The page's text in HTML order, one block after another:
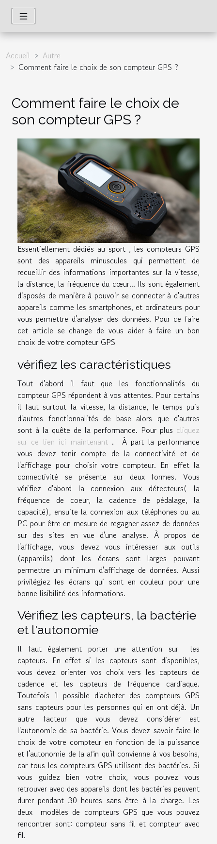
Accueil
Autre
Comment faire le choix de son compteur GPS ?
Comment faire le choix de
son compteur GPS ?
Essentiellement dédiés au sport , les compteurs GPS
sont des appareils minuscules qui permettent de
recueillir des informations importantes sur la vitesse,
la distance, la fréquence du cœur... Ils sont également
disposés de manière à pouvoir se connecter à d'autres
appareils comme les smartphones, et ordinateurs pour
vous permettre d'analyser des données. Pour ce faire
cet article se change de vous aider à faire un bon
choix de votre compteur GPS
vérifiez les caractéristiques
Tout d'abord il faut que les fonctionnalités du
compteur GPS répondent à vos attentes. Pour certains
il faut surtout la vitesse, la distance, le temps puis
d'autres fonctionnalités de base alors que d'autres
sont à la quête de la performance. Pour plus cliquez
sur ce lien ici maintenant. À part la performance
vous devez tenir compte de la connectivité et de
l'affichage pour choisir votre compteur. En effet la
connectivité se présente sur deux formes. Vous
vérifiez d'abord la connexion aux détecteurs( la
fréquence de coeur, la cadence de pédalage, la
capacité), ensuite la connexion aux téléphones ou au
PC pour être en mesure de regagner assez de données
sur des sites en vue d'une analyse. À propos de
l'affichage, vous devez vous intéresser aux outils
(appareils) dont les écrans sont larges pouvant
permettre un minimum d'affichage de données. Aussi
privilégiez les écrans qui sont en couleur pour une
bonne lisibilité des informations.
Vérifiez les capteurs, la bactérie
et l'autonomie
Il faut également porter une attention sur les
capteurs. En effet si les capteurs sont disponibles,
vous devez orienter vos choix vers les capteurs de
cadence et les capteurs de fréquence cardiaque.
Toutefois il possible d'acheter des compteurs GPS
sans capteurs pour les personnes qui en ont déjà. Un
autre facteur que vous devez considérer est
l'autonomie de sa bactérie. Vous devez savoir faire le
choix de votre compteur en fonction de la puissance
et l'autonomie de la afin qu'il convienne à vos besoins,
car tous les compteurs GPS utilisent des bactéries. Si
vous guidez bien votre choix, vous pouvez vous
retrouver avec des appareils dont les bactéries peuvent
durer pendant 30 heures sans être à la charge. Les
deux modèles de compteurs GPS que vous pouvez
rencontrer sont: compteur sans fil et compteur avec
fil.